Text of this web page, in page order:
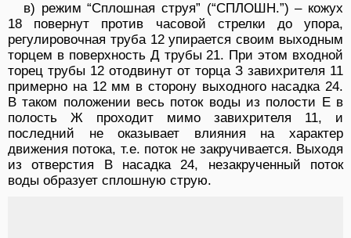
в) режим “Сплошная струя” (“СПЛОШН.”) – кожух
18 повернут против часовой стрелки до упора,
регулировочная труба 12 упирается своим выходным
торцем в поверхность Д трубы 21. При этом входной
торец трубы 12 отодвинут от торца З завихрителя 11
примерно на 12 мм в сторону выходного насадка 24.
В таком положении весь поток воды из полости Е в
полость Ж проходит мимо завихрителя 11, и
последний не оказывает влияния на характер
движения потока, т.е. поток не закручивается. Выходя
из отверстия В насадка 24, незакрученный поток
воды образует сплошную струю.